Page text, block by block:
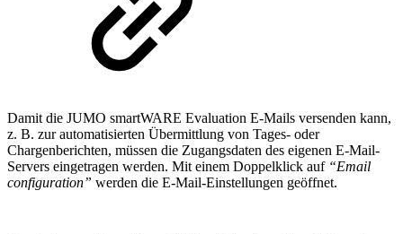
Damit die JUMO smartWARE Evaluation E-Mails versenden kann,
z. B. zur automatisierten Übermittlung von Tages- oder
Chargenberichten, müssen die Zugangsdaten des eigenen E-Mail-
Servers eingetragen werden. Mit einem Doppelklick auf “Email
configuration” werden die E-Mail-Einstellungen geöffnet.